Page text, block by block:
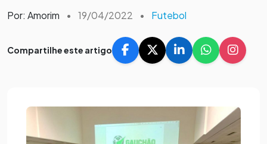
Por: Amorim • 19/04/2022 • Futebol
Compartilhe este artigo